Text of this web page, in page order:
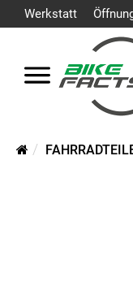
Werkstatt